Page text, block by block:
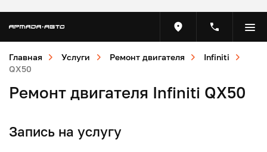
Главная Услуги Ремонт двигателя
Infiniti
QX50
Ремонт двигателя Infiniti QX50
Запись на услугу